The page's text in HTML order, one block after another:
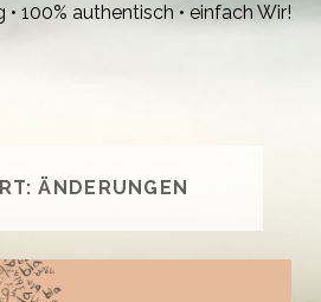
100% authentisch • einfach Wir!
ÄNDERUNGEN